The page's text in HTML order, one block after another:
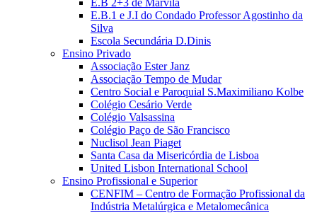
E.B 2+3 de Marvila
E.B.1 e J.I do Condado Professor Agostinho da
Silva
Escola Secundária D.Dinis
Ensino Privado
Associação Ester Janz
Associação Tempo de Mudar
Centro Social e Paroquial S.Maximiliano Kolbe
Colégio Cesário Verde
Colégio Valsassina
Colégio Paço de São Francisco
Nuclisol Jean Piaget
Santa Casa da Misericórdia de Lisboa
United Lisbon International School
Ensino Profissional e Superior
CENFIM – Centro de Formação Profissional da
Indústria Metalúrgica e Metalomecânica